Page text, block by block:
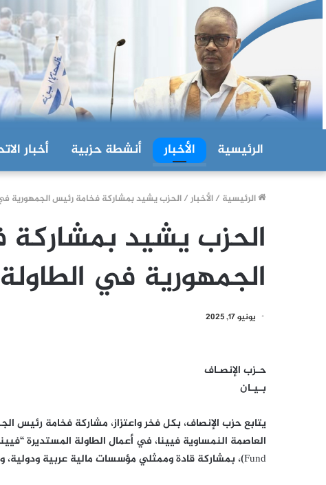
الرئيسية الأخبار أنشطة حزبية أخبار
الرئيسية /الأخبار/الحزب يشيد بمشاركة فخامة رئيس الجمهورية في
الحزب يشيد
الجمهورية في الطاولة
يونيو 17, 2025
حـزب الإنصـاف ‎
بـيـان ‎
يتابع حزب الإنصاف، بكل فخر واعتزاز، مشاركة فخامة رئيس
Fund)، بمشاركة قادة وممثلي مؤسسات مالية عربية ودولية، وعدد من صناديق التمويل التابعة لمجموعة التنسيق العربية. ‎